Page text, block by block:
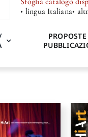
• lingua Italiana•